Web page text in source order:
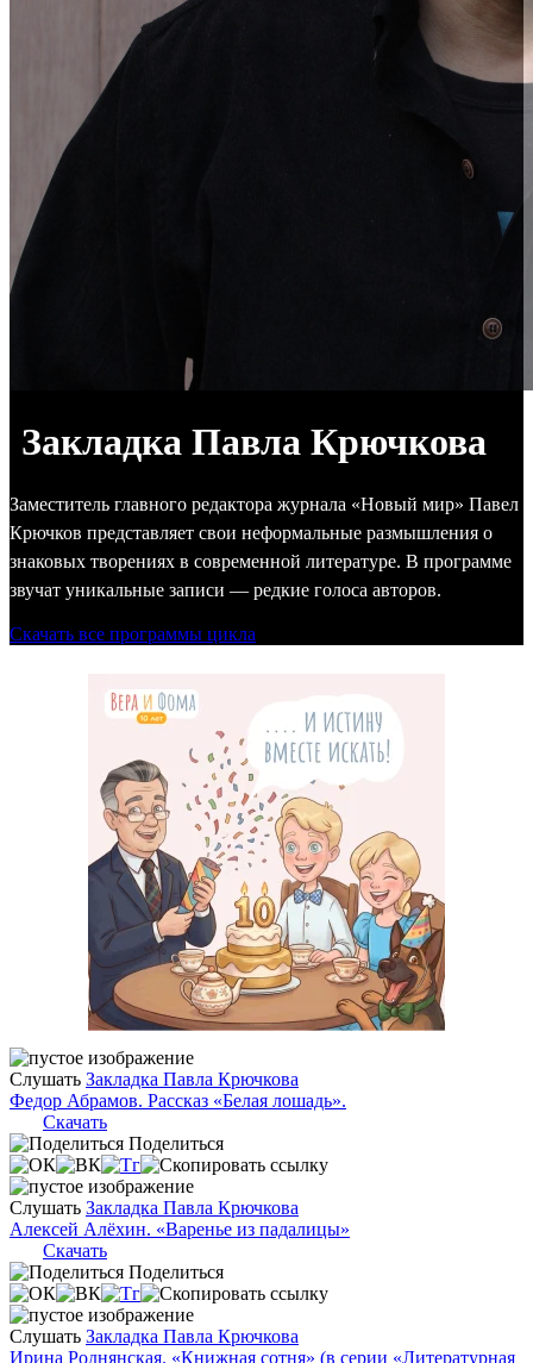
Закладка Павла Крючкова
Заместитель главного редактора журнала «Новый мир» Павел
Крючков представляет свои неформальные размышления о
знаковых творениях в современной литературе. В программе
звучат уникальные записи — редкие голоса авторов.
Скачать все программы цикла
Слушать Закладка Павла Крючкова
Федор Абрамов. Рассказ «Белая лошадь».
Скачать
Поделиться
Слушать Закладка Павла Крючкова
Алексей Алёхин. «Варенье из падалицы»
Скачать
Поделиться
Слушать Закладка Павла Крючкова
Ирина Роднянская. «Книжная сотня» (в серии «Литературная